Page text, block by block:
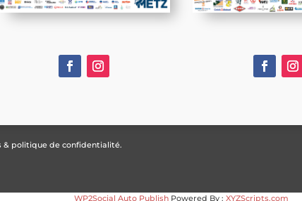
& politique de confidentialité.
WP2Social Auto Publish Powered By : XYZScripts.com